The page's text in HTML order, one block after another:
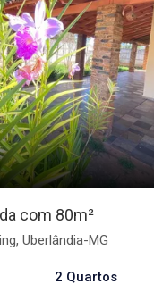
com 80m²
Uberlândia-MG
2 Quartos